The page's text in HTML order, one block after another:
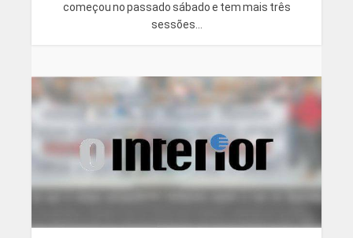
começou no passado sábado e tem mais três
sessões...